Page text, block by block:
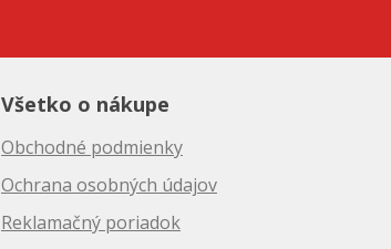
Všetko o nákupe
Obchodné podmienky
Ochrana osobných údajov
Reklamačný poriadok